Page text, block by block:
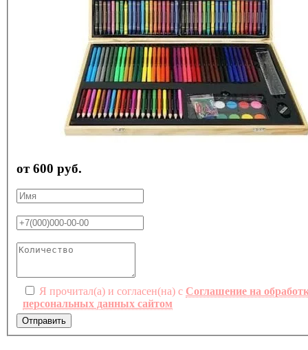
от 600 руб.
Я прочитал(а) и согласен(на) с Соглашение на
персональных данных сайтом
Отправить